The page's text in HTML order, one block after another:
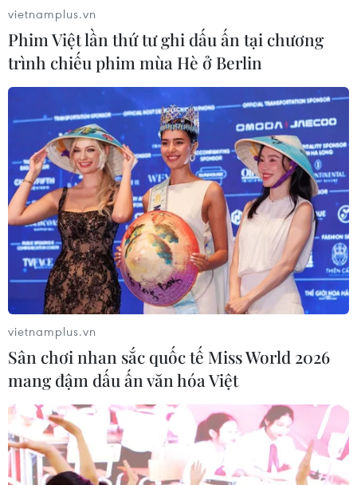
Phát triển ngành du lịch Việt Nam: Cần
chọn lọc để bền vững
16/05/2019 01:29
Việc ngành du lịch đặt mục tiêu đến năm 2020 đóng
góp trên 10% GDP, trở thành ngành kinh tế mũi nhọn với
sự phát triển bền vững vẫn đang là bài toán khó chưa
có lời giải.
vietnamplus.vn
Phim Việt lần thứ tư ghi dấu ấn tại chương
trình chiếu phim mùa Hè ở Berlin
vietnamplus.vn
Sân chơi nhan sắc quốc tế Miss World 2026
mang đậm dấu ấn văn hóa Việt